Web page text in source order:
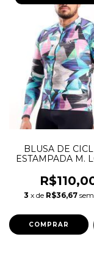
BLUSA DE
ESTAMPADA M.
3 x de R$36,67
COMPRAR